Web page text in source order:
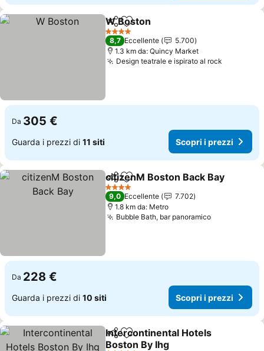
CondividiAggiungi ai preferiti
W Boston
4 Stelle
8,7 Eccellente
5.700
1.3 km da: Quincy Market
Design teatrale e ispirato al rock
Da 305 €
Guarda i prezzi di 11 siti Scopri i prezzi
CondividiAggiungi ai preferiti
citizenM Boston Back Bay
4 Stelle
9,0 Eccellente
7.702
1.8 km da: Metro
Bubble Bath, bar panoramico
Da 228 €
Guarda i prezzi di 10 siti Scopri i prezzi
CondividiAggiungi ai preferiti
Intercontinental Hotels
Boston By Ihg